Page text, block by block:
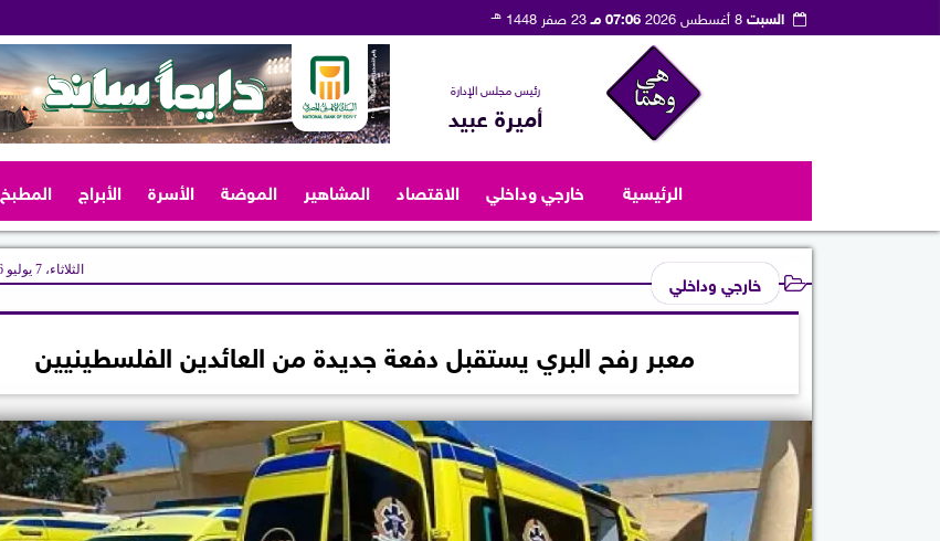
السبت8 أغسطس 2026 07:06 مـ 23 صفر 1448 هـ
رئيس مجلس الإدارة
أميرة عبيد
الرئيسية خارجي وداخلي الاقتصاد المشاهير الموضة الأسرة الأبراج المطبخ
خارجي وداخلي الثلاثاء، 7 يوليو 2026
معبر رفح البري يستقبل دفعة جديدة من العائدين الفلسطينيين